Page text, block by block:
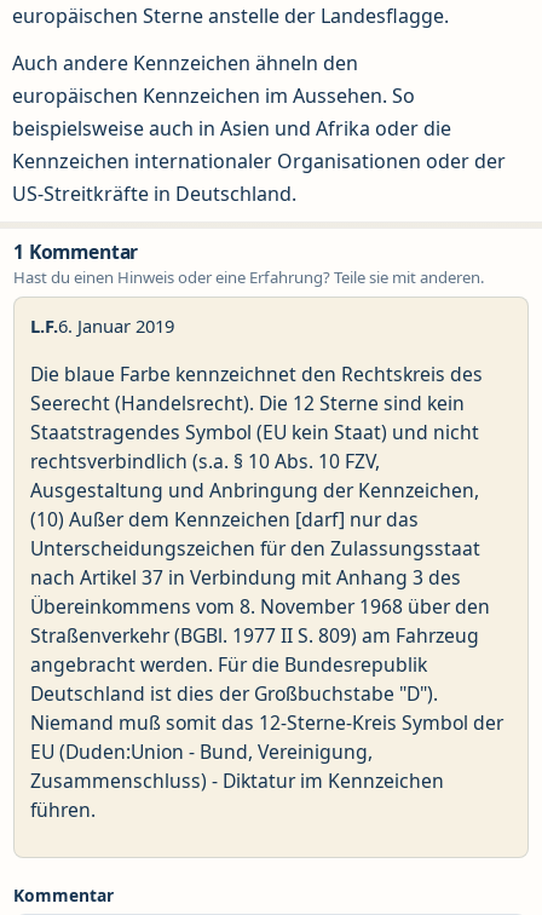
europäischen Sterne anstelle der Landesflagge.
Auch andere Kennzeichen ähneln den
europäischen Kennzeichen im Aussehen. So
beispielsweise auch in Asien und Afrika oder die
Kennzeichen internationaler Organisationen oder der
US-Streitkräfte in Deutschland.
1 Kommentar
Hast du einen Hinweis oder eine Erfahrung? Teile sie mit anderen.
L.F.6. Januar 2019
Die blaue Farbe kennzeichnet den Rechtskreis des
Seerecht (Handelsrecht). Die 12 Sterne sind kein
Staatstragendes Symbol (EU kein Staat) und nicht
rechtsverbindlich (s.a. § 10 Abs. 10 FZV,
Ausgestaltung und Anbringung der Kennzeichen,
(10) Außer dem Kennzeichen [darf] nur das
Unterscheidungszeichen für den Zulassungsstaat
nach Artikel 37 in Verbindung mit Anhang 3 des
Übereinkommens vom 8. November 1968 über den
Straßenverkehr (BGBl. 1977 II S. 809) am Fahrzeug
angebracht werden. Für die Bundesrepublik
Deutschland ist dies der Großbuchstabe "D").
Niemand muß somit das 12-Sterne-Kreis Symbol der
EU (Duden:Union - Bund, Vereinigung,
Zusammenschluss) - Diktatur im Kennzeichen
führen.
Kommentar